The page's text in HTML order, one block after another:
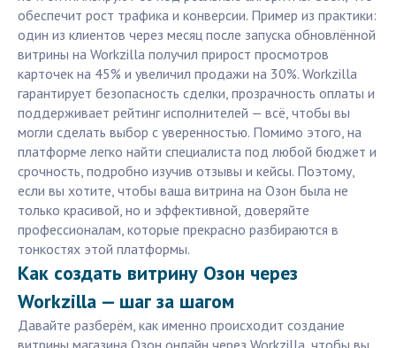
обеспечит рост трафика и конверсии. Пример из практики:
один из клиентов через месяц после запуска обновлённой
витрины на Workzilla получил прирост просмотров
карточек на 45% и увеличил продажи на 30%. Workzilla
гарантирует безопасность сделки, прозрачность оплаты и
поддерживает рейтинг исполнителей — всё, чтобы вы
могли сделать выбор с уверенностью. Помимо этого, на
платформе легко найти специалиста под любой бюджет и
срочность, подробно изучив отзывы и кейсы. Поэтому,
если вы хотите, чтобы ваша витрина на Озон была не
только красивой, но и эффективной, доверяйте
профессионалам, которые прекрасно разбираются в
тонкостях этой платформы.
Как создать витрину Озон через
Workzilla — шаг за шагом
Давайте разберём, как именно происходит создание